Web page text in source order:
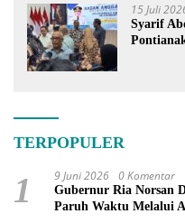
15 Juli
Syarif
TERPOPULER
1 9 Juni 2026 0 Komentar
Gubernur Ria Norsan
Paruh Waktu Melalui